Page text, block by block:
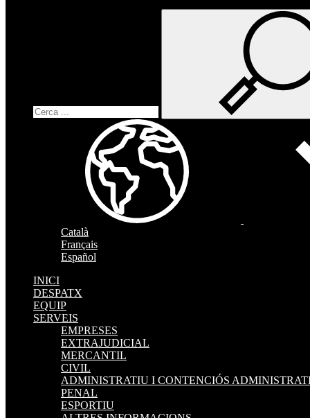
Català
Français
Español
INICI
DESPATX
EQUIP
SERVEIS
EMPRESES
EXTRAJUDICIAL
MERCANTIL
CIVIL
ADMINISTRATIU I CONTENCIÓS
PENAL
ESPORTIU